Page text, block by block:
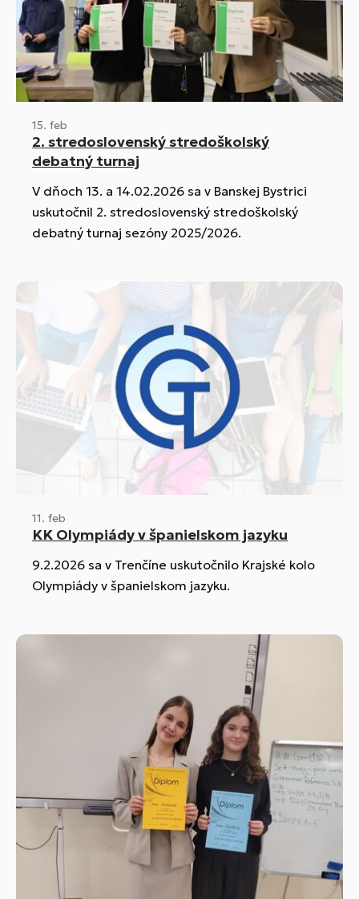
15. feb
2. stredoslovenský stredoškolský
debatný turnaj
V dňoch 13. a 14.02.2026 sa v Banskej Bystrici
uskutočnil 2. stredoslovenský stredoškolský
debatný turnaj sezóny 2025/2026.
11. feb
KK Olympiády v španielskom jazyku
9.2.2026 sa v Trenčíne uskutočnilo Krajské kolo
Olympiády v španielskom jazyku.